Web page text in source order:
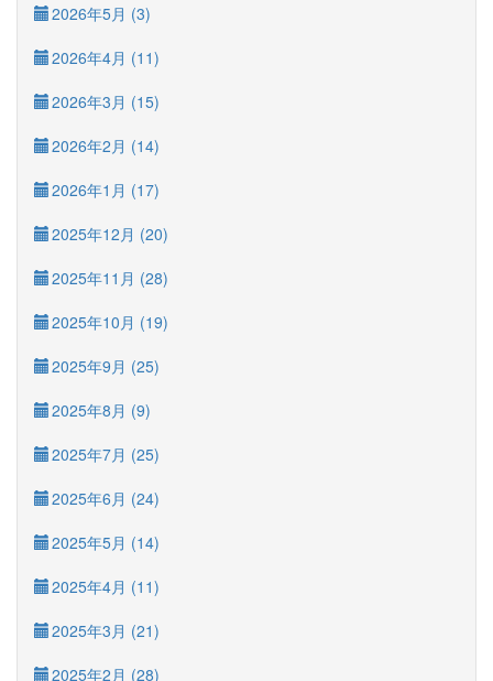
2026年5月 (3)
2026年4月 (11)
2026年3月 (15)
2026年2月 (14)
2026年1月 (17)
2025年12月 (20)
2025年11月 (28)
2025年10月 (19)
2025年9月 (25)
2025年8月 (9)
2025年7月 (25)
2025年6月 (24)
2025年5月 (14)
2025年4月 (11)
2025年3月 (21)
2025年2月 (28)